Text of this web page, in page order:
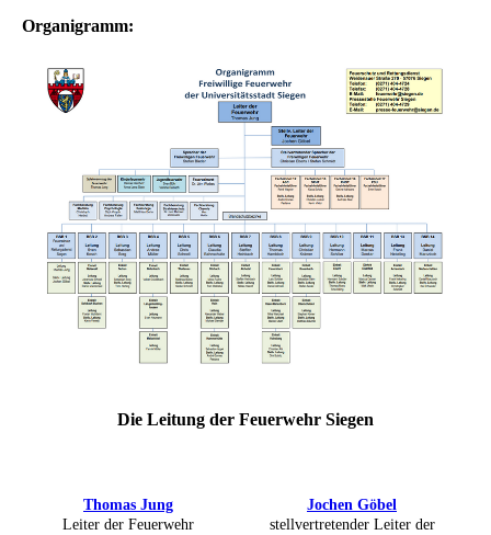
Organigramm:
Die Leitung der Feuerwehr Siegen
Thomas Jung
Leiter der Feuerwehr
Jochen Göbel
stellvertretender Leiter der